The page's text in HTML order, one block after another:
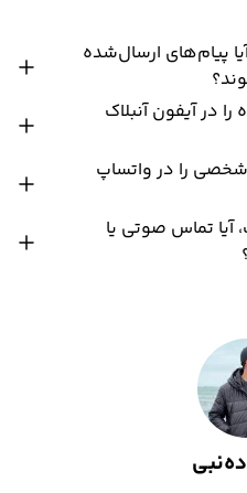
پیام‌های ارسال‌شده
در آیفون آنبلاک
شخصی را در واتساپ
تماس صوتی یا